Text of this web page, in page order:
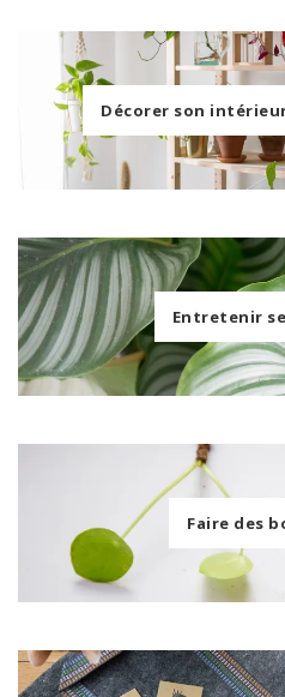
Décorer son
Entretenir
Faire des